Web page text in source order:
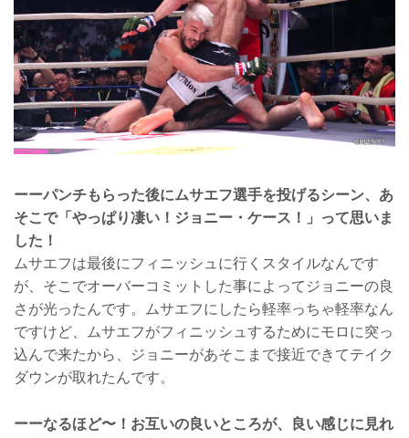
ーーパンチもらった後にムサエフ選手を投げるシーン、あ
そこで「やっぱり凄い！ジョニー・ケース！」って思いま
した！
ムサエフは最後にフィニッシュに行くスタイルなんです
が、そこでオーバーコミットした事によってジョニーの良
さが光ったんです。ムサエフにしたら軽率っちゃ軽率なん
ですけど、ムサエフがフィニッシュするためにモロに突っ
込んで来たから、ジョニーがあそこまで接近できてテイク
ダウンが取れたんです。
ーーなるほど〜！お互いの良いところが、良い感じに見れ